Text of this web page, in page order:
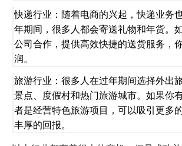
快递行业：随着电商的兴起，快递业务
年期间，很多人都会寄送礼物和年货。
公司合作，提供高效快捷的送货服务，
润。
旅游行业：很多人在过年期间选择外出
景点、度假村和热门旅游城市。如果你
者是经营特色旅游项目，可以吸引更多
丰厚的回报。